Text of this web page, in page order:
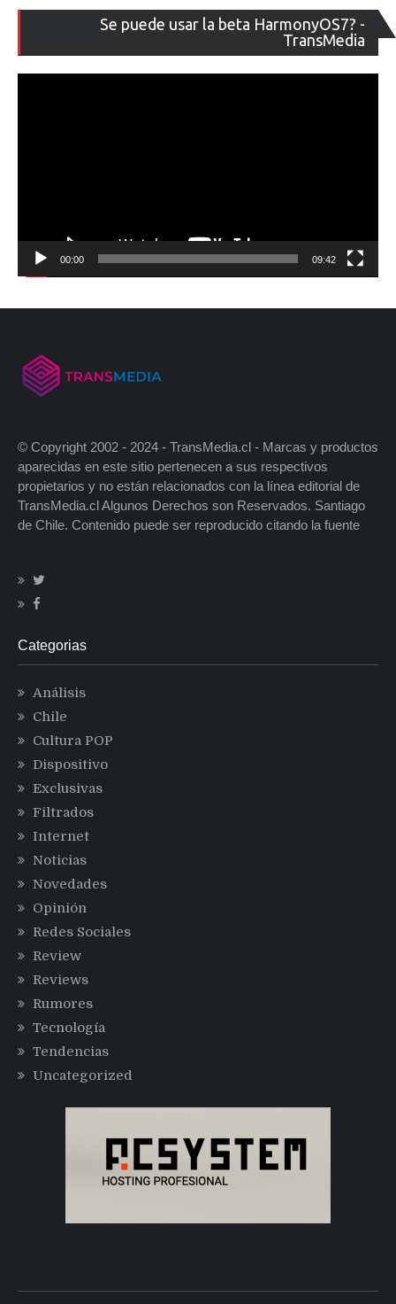
Se puede usar la beta HarmonyOS7? -
TransMedia
de
00:00 09:42
© Copyright 2002 - 2024 - TransMedia.cl - Marcas y productos
aparecidas en este sitio pertenecen a sus respectivos
propietarios y no están relacionados con la línea editorial de
TransMedia.cl Algunos Derechos son Reservados. Santiago
de Chile. Contenido puede ser reproducido citando la fuente
Categorias
Análisis
Chile
Cultura POP
Dispositivo
Exclusivas
Filtrados
Internet
Noticias
Novedades
Opinión
Redes Sociales
Review
Reviews
Rumores
Tecnología
Tendencias
Uncategorized